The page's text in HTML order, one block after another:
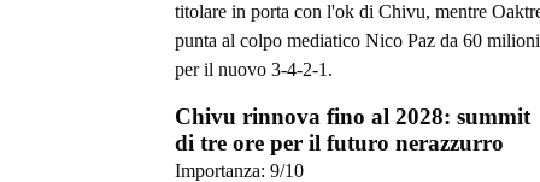
titolare in porta con l'ok di Chivu, mentre
punta al colpo mediatico Nico Paz da 60 milioni
per il nuovo 3-4-2-1.
Chivu rinnova fino al 2028: summit
di tre ore per il futuro nerazzurro
Importanza: 9/10